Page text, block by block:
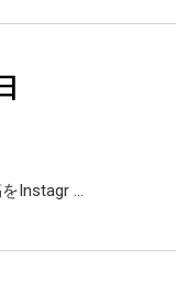
Instagr …